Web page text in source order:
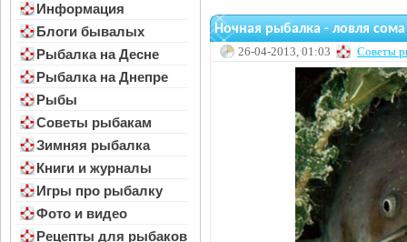
Информация
Блоги бывалых
Рыбалка на Десне
Рыбалка на Днепре
Рыбы
Советы рыбакам
Зимняя рыбалка
Книги и журналы
Игры про рыбалку
Фото и видео
Рецепты для рыбаков
Ночная рыбалка - ловля
26-04-2013, 01:03 Советы